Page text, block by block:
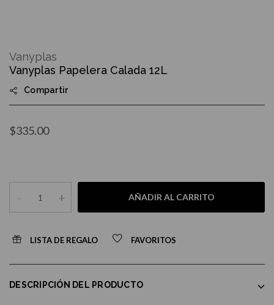
the
beginning
the
images
Vanyplas Papelera Calada 12L
Compartir
$335.00
- + AÑADIR AL CARRITO
LISTA DE REGALO FAVORITOS
Vanyplas
DESCRIPCIÓN DEL PRODUCTO